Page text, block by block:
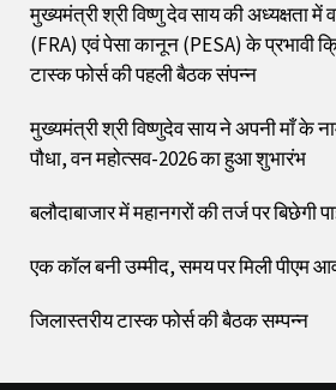
मुख्यमंत्री श्री विष्णु देव साय की अध्यक्षता
(FRA) एवं पेसा कानून (PESA) के प्रभावी
टास्क फोर्स की पहली बैठक संपन्न
मुख्यमंत्री श्री विष्णुदेव साय ने अपनी माँ के
पौधा, वन महोत्सव-2026 का हुआ शुभारंभ
बलौदाबाजार में महानगरों की तर्ज पर बिछेगी
एक कॉल बनी उम्मीद, समय पर मिली पीएम
जिलास्तरीय टास्क फोर्स की बैठक सम्पन्न